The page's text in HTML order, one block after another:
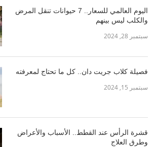
اليوم العالمي للسعار.. 7 حيوانات تنقل المرض
والكلب ليس بينهم
سبتمبر 28, 2024
فصيلة كلاب جريت دان.. كل ما تحتاج لمعرفته
سبتمبر 15, 2024
قشرة الرأس عند القطط.. الأسباب والأعراض
وطرق العلاج